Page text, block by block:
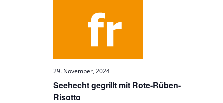
Seehecht gegrillt mit Rote-Rüben-
Risotto
29. November, 2024